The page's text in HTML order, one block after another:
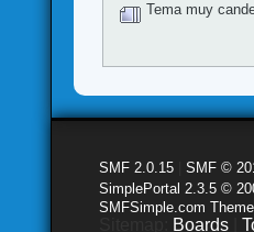
Tema muy
SMF 2.0.15 |SMF ©
SimplePortal 2.3.5 ©
SMFSimple.com
Boards |